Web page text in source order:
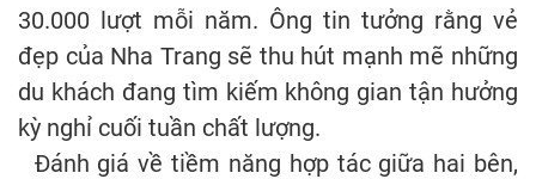
30.000 lượt mỗi năm. Ông tin tưởng rằng vẻ
đẹp của Nha Trang sẽ thu hút mạnh mẽ những
du khách đang tìm kiếm không gian tận hưởng
kỳ nghỉ cuối tuần chất lượng.
Đánh giá về tiềm năng hợp tác giữa hai bên,